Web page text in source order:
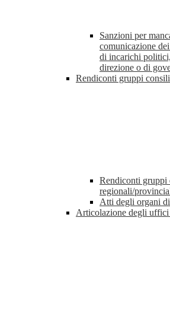
Sanzioni per
comunicazione
di incarichi
direzione o di
Rendiconti gruppi
Rendiconti gruppi
regionali/
Atti degli organi
Articolazione degli uffici